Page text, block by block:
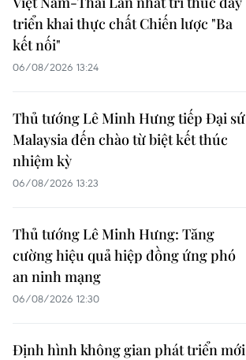
triển khai thực chất Chiến lược "Ba
kết nối"
06/08/2026 13:24
Thủ tướng Lê Minh Hưng tiếp Đại sứ
Malaysia đến chào từ biệt kết thúc
nhiệm kỳ
06/08/2026 13:23
Thủ tướng Lê Minh Hưng: Tăng
cường hiệu quả hiệp đồng ứng phó
an ninh mạng
06/08/2026 12:30
Định hình không gian phát triển mới